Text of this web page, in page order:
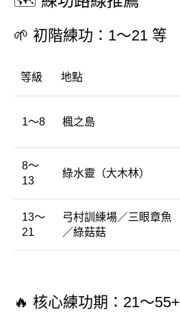
🌱 初階練功： 1～21 等
等級 地點
1～8 楓之島
8～
13
綠水靈（大木林）
13～
21
弓村訓練場／三眼章魚
／綠菇菇
🔥 核心練功期： 21～55+